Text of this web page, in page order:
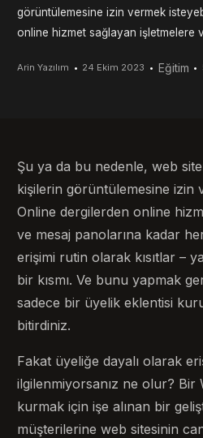
görüntülemesine izin vermek
online hizmet sağlayan işletmelere
Arin Yazılım 24 Ekim 2023 Eğitim
Şu ya da bu nedenle, web
kişilerin görüntülemesine izin
Online dergilerden online
ve mesaj panolarına kadar
erişimi rutin olarak kısıtlar –
bir kısmı. Ve bunu yapmak
sadece bir üyelik eklentisi
bitirdiniz.
Fakat üyeliğe dayalı olarak
ilgilenmiyorsanız ne olur? Bir
kurmak için işe alınan bir
müşterilerine web sitesinin